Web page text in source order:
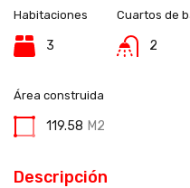
Habitaciones
3
Cuartos de
2
Área construida
119.58 M2
Descripción